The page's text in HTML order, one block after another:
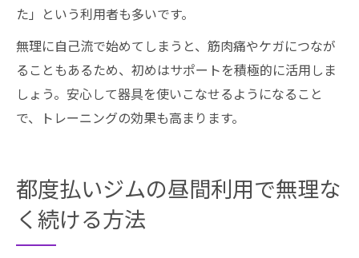
た」という利用者も多いです。
無理に自己流で始めてしまうと、筋肉痛やケガにつなが
ることもあるため、初めはサポートを積極的に活用しま
しょう。安心して器具を使いこなせるようになること
で、トレーニングの効果も高まります。
都度払いジムの昼間利用で無理な
く続ける方法